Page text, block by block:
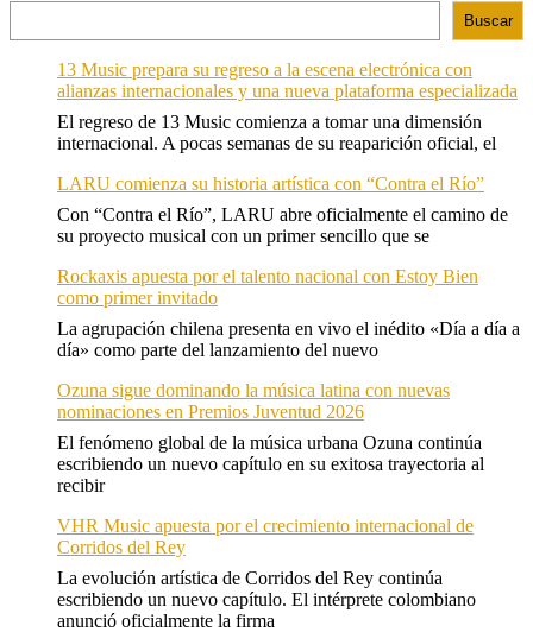
Buscar
13 Music prepara su regreso a la escena electrónica con
alianzas internacionales y una nueva plataforma especializada
El regreso de 13 Music comienza a tomar una dimensión
internacional. A pocas semanas de su reaparición oficial, el
LARU comienza su historia artística con “Contra el Río”
Con “Contra el Río”, LARU abre oficialmente el camino de
su proyecto musical con un primer sencillo que se
Rockaxis apuesta por el talento nacional con Estoy Bien
como primer invitado
La agrupación chilena presenta en vivo el inédito «Día a día a
día» como parte del lanzamiento del nuevo
Ozuna sigue dominando la música latina con nuevas
nominaciones en Premios Juventud 2026
El fenómeno global de la música urbana Ozuna continúa
escribiendo un nuevo capítulo en su exitosa trayectoria al
recibir
VHR Music apuesta por el crecimiento internacional de
Corridos del Rey
La evolución artística de Corridos del Rey continúa
escribiendo un nuevo capítulo. El intérprete colombiano
anunció oficialmente la firma